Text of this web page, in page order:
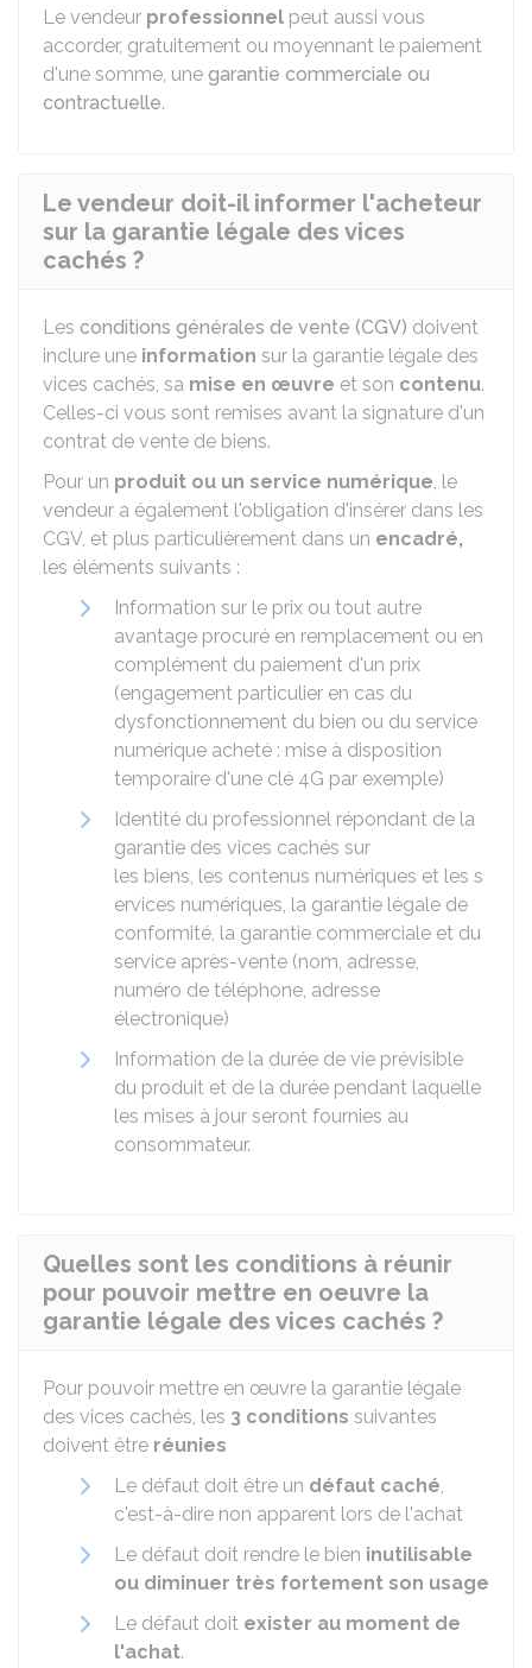
Le vendeur professionnel peut aussi vous
accorder, gratuitement ou moyennant le paiement
d'une somme, une garantie commerciale ou
contractuelle.
Le vendeur doit-il informer l'acheteur
sur la garantie légale des vices
cachés ?
Les conditions générales de vente (CGV) doivent
inclure une information sur la garantie légale des
vices cachés, sa mise en œuvre et son contenu.
Celles-ci vous sont remises avant la signature d'un
contrat de vente de biens.
Pour un produit ou un service numérique, le
vendeur a également l'obligation d'insérer dans les
CGV, et plus particulièrement dans un encadré,
les éléments suivants :
Information sur le prix ou tout autre
avantage procuré en remplacement ou en
complément du paiement d'un prix
(engagement particulier en cas du
dysfonctionnement du bien ou du service
numérique acheté : mise à disposition
temporaire d'une clé 4G par exemple)
Identité du professionnel répondant de la
garantie des vices cachés sur
les biens, les contenus numériques et les s
ervices numériques, la garantie légale de
conformité, la garantie commerciale et du
service après-vente (nom, adresse,
numéro de téléphone, adresse
électronique)
Information de la durée de vie prévisible
du produit et de la durée pendant laquelle
les mises à jour seront fournies au
consommateur.
Quelles sont les conditions à réunir
pour pouvoir mettre en oeuvre la
garantie légale des vices cachés ?
Pour pouvoir mettre en œuvre la garantie légale
des vices cachés, les 3 conditions suivantes
doivent être réunies
Le défaut doit être un défaut caché,
c'est-à-dire non apparent lors de l'achat
Le défaut doit rendre le bien inutilisable
ou diminuer très fortement son usage
Le défaut doit exister au moment de
l'achat.